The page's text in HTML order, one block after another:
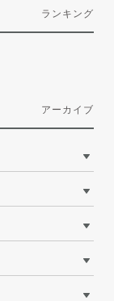
ランキング
アーカイブ